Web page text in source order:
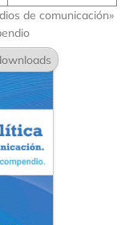
de comunicación»